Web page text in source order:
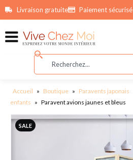
principalLivraison gratuite Paiement sécurisé
Accueil » Boutique » Paravents japonais
enfants » Paravent avions jaunes et bleus
SALE